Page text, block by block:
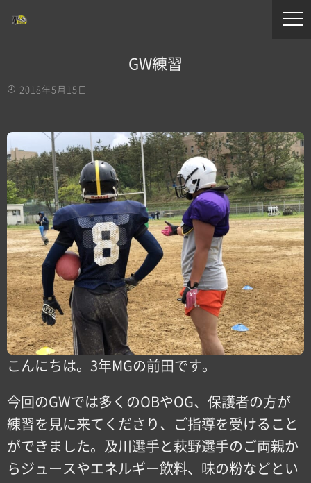
GW練習
2018年5月15日
こんにちは。3年MGの前田です。
今回のGWでは多くのOBやOG、保護者の方が
練習を見に来てくださり、ご指導を受けること
ができました。及川選手と萩野選手のご両親か
らジュースやエネルギー飲料、味の粉などとい